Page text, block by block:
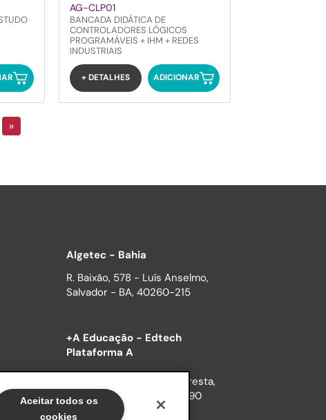
AG-CLP01
BANCADA DIDÁTICA DE
CONTROLADORES LÓGICOS
PROGRAMÁVEIS + IHM + REDES
INDUSTRIAIS
+ DETALHES ADICIONAR
»
Algetec - Bahia
R. Baixão, 578 - Luís Anselmo,
Salvador - BA, 40260-215
+A Educação - Edtech
Plataforma A
R. Ernesto Alves, 150 | Floresta,
Porto Alegre RS, 90220-190
Aceitar todos os
cookies